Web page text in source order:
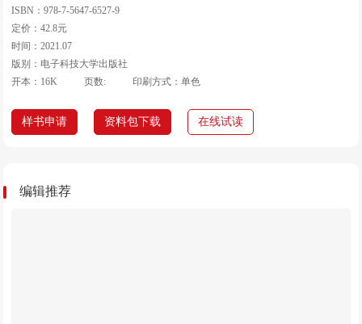
ISBN：978-7-5647-6527-9
定价：42.8元
时间：2021.07
版别：电子科技大学出版社
开本：16K
页数: 印刷方式：单色
样书申请 资料包下载 在线试读
编辑推荐